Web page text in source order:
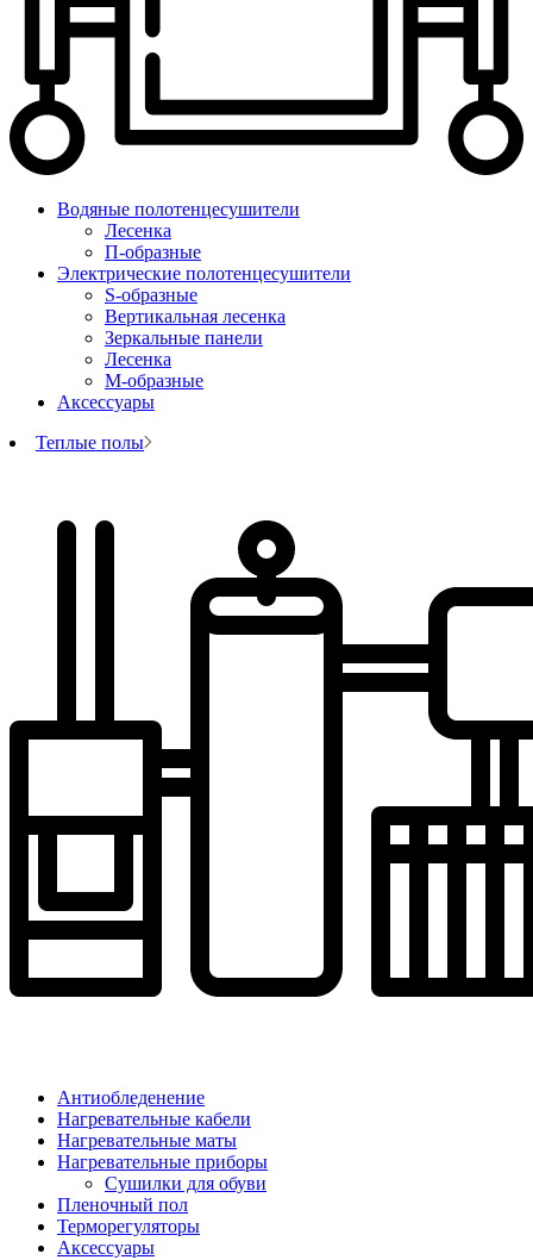
Водяные полотенцесушители
Лесенка
П-образные
Электрические полотенцесушители
S-образные
Вертикальная лесенка
Зеркальные панели
Лесенка
М-образные
Аксессуары
Теплые полы
Антиобледенение
Нагревательные кабели
Нагревательные маты
Нагревательные приборы
Сушилки для обуви
Пленочный пол
Терморегуляторы
Аксессуары